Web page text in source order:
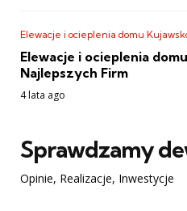
Elewacje i ocieplenia domu
Elewacje i ocieplenia
Najlepszych Firm
4 lata ago
Sprawdzamy
Opinie, Realizacje, Inwestycje